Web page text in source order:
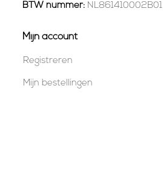
BTW nummer: NL861410002B01
Mijn account
Registreren
Mijn bestellingen